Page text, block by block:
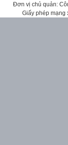
Đơn vị chủ quản:
Giấy phép mạng